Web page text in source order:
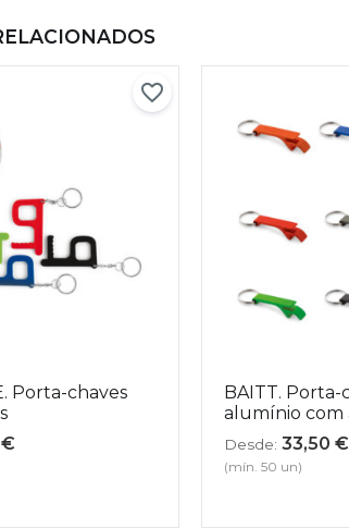
Porta-chaves
€
BAITT. Porta-
alumínio com
Desde: 33,50 €
(mín. 50 un)